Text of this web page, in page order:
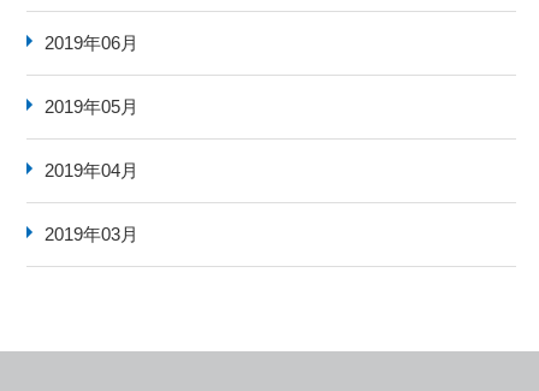
2019年06月
2019年05月
2019年04月
2019年03月